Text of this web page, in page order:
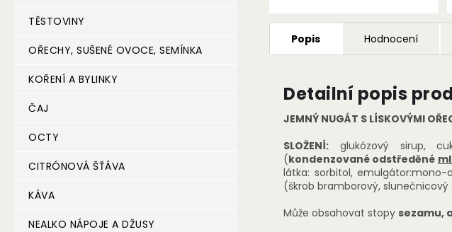
TĚSTOVINY
OŘECHY, SUŠENÉ OVOCE, SEMÍNKA
KOŘENÍ A BYLINKY
ČAJ
OCTY
CITRÓNOVÁ ŠŤÁVA
KÁVA
NEALKO NÁPOJE A DŽUSY
Popis Hodnocení
Detailní popis
JEMNÝ NUGÁT S LÍSKOVÝMI
SLOŽENÍ: glukózový sirup,
(kondenzované odstředěné
látka: sorbitol,
(škrob bramborový, slunečnicový
Může obsahovat stopy sezamu,